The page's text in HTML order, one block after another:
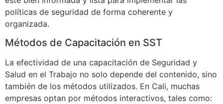
políticas de seguridad de forma coherente y
organizada.
Métodos de Capacitación en SST
La efectividad de una capacitación de Seguridad y
Salud en el Trabajo no solo depende del contenido, sino
también de los métodos utilizados. En Cali, muchas
empresas optan por métodos interactivos, tales como: